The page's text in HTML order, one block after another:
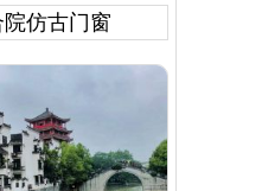
院仿古门窗